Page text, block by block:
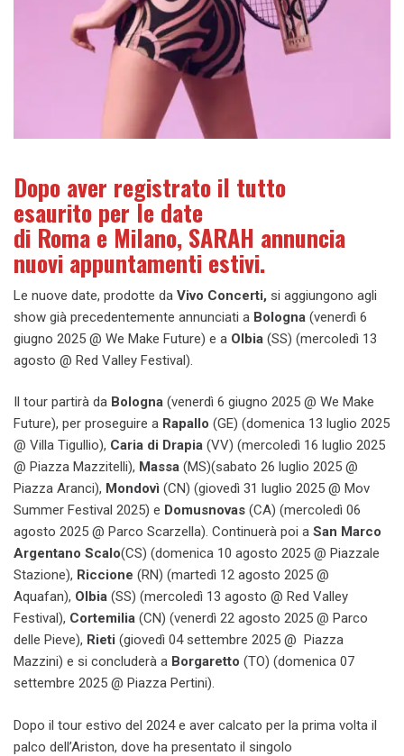
Dopo aver registrato il tutto
esaurito per le date
di Roma e Milano, SARAH annuncia
nuovi appuntamenti estivi.
Le nuove date, prodotte da Vivo Concerti, si aggiungono agli
show già precedentemente annunciati a Bologna (venerdì 6
giugno 2025 @ We Make Future) e a Olbia (SS) (mercoledì 13
agosto @ Red Valley Festival).
Il tour partirà da Bologna (venerdì 6 giugno 2025 @ We Make
Future), per proseguire a Rapallo (GE) (domenica 13 luglio 2025
@ Villa Tigullio), Caria di Drapia (VV) (mercoledì 16 luglio 2025
@ Piazza Mazzitelli), Massa (MS)(sabato 26 luglio 2025 @
Piazza Aranci), Mondovì (CN) (giovedì 31 luglio 2025 @ Mov
Summer Festival 2025) e Domusnovas (CA) (mercoledì 06
agosto 2025 @ Parco Scarzella). Continuerà poi a San Marco
Argentano Scalo(CS) (domenica 10 agosto 2025 @ Piazzale
Stazione), Riccione (RN) (martedì 12 agosto 2025 @
Aquafan), Olbia (SS) (mercoledì 13 agosto @ Red Valley
Festival), Cortemilia (CN) (venerdì 22 agosto 2025 @ Parco
delle Pieve), Rieti (giovedì 04 settembre 2025 @ Piazza
Mazzini) e si concluderà a Borgaretto (TO) (domenica 07
settembre 2025 @ Piazza Pertini).
Dopo il tour estivo del 2024 e aver calcato per la prima volta il
palco dell’Ariston, dove ha presentato il singolo